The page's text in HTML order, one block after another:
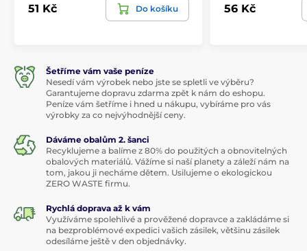
51 Kč Do košíku 56 Kč
Šetříme vám vaše peníze
Nesedí vám výrobek nebo jste se spletli ve výběru?
Garantujeme dopravu zdarma zpět k nám do eshopu.
Peníze vám šetříme i hned u nákupu, vybíráme pro vás
výrobky za co nejvýhodnější ceny.
Dáváme obalům 2. šanci
Recyklujeme a balíme z 80% do použitých a obnovitelných
obalových materiálů. Vážíme si naší planety a záleží nám na
tom, jakou ji necháme dětem. Usilujeme o ekologickou
ZERO WASTE firmu.
Rychlá doprava až k vám
Využíváme spolehlivé a prověžené dopravce a zakládáme si
na bezproblémové expedici vašich zásilek, většinu zásilek
odesíláme ještě v den objednávky.